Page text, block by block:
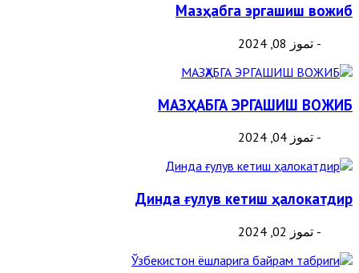
Мазҳабга эргашиш вожиб
- تموز 08, 2024
МАЗҲАБГА ЭРГАШИШ ВОЖИБ
- تموز 04, 2024
Динда ғулув кетиш ҳалокатдир
- تموز 02, 2024